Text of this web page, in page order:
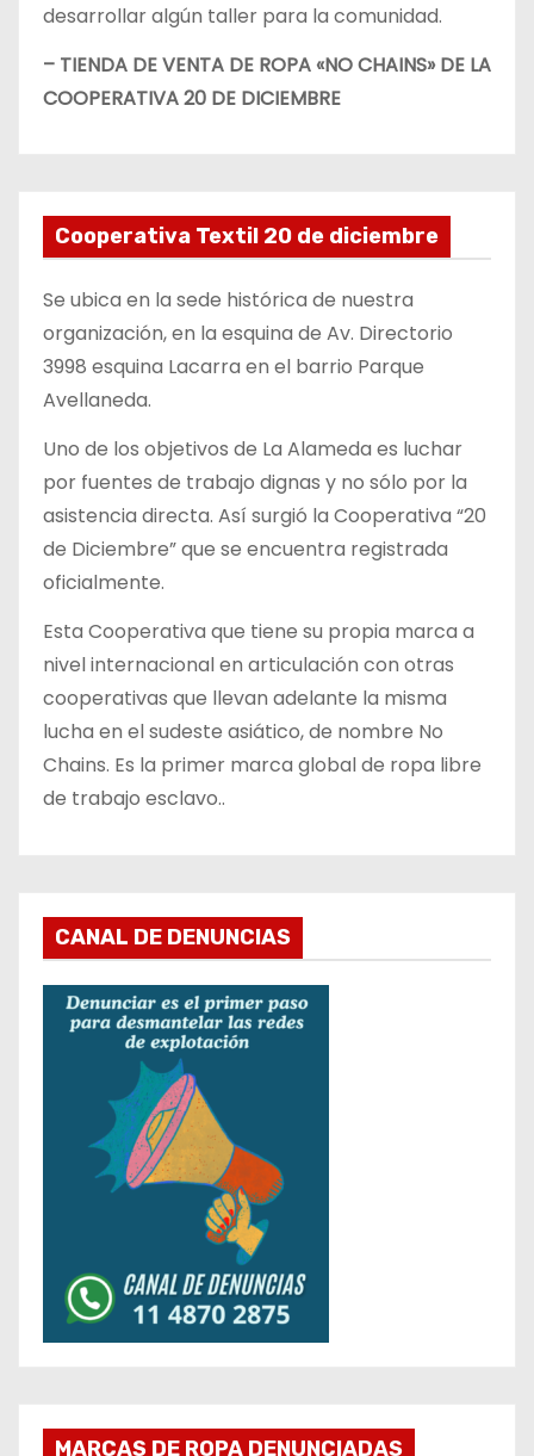
desarrollar algún taller para la comunidad.
– TIENDA DE VENTA DE ROPA «NO CHAINS» DE LA
COOPERATIVA 20 DE DICIEMBRE
Cooperativa Textil 20 de diciembre
Se ubica en la sede histórica de nuestra
organización, en la esquina de Av. Directorio
3998 esquina Lacarra en el barrio Parque
Avellaneda.
Uno de los objetivos de La Alameda es luchar
por fuentes de trabajo dignas y no sólo por la
asistencia directa. Así surgió la Cooperativa “20
de Diciembre” que se encuentra registrada
oficialmente.
Esta Cooperativa que tiene su propia marca a
nivel internacional en articulación con otras
cooperativas que llevan adelante la misma
lucha en el sudeste asiático, de nombre No
Chains. Es la primer marca global de ropa libre
de trabajo esclavo..
CANAL DE DENUNCIAS
MARCAS DE ROPA DENUNCIADAS